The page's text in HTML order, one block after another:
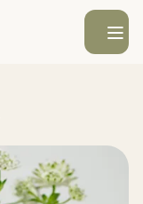
Ouvrir le